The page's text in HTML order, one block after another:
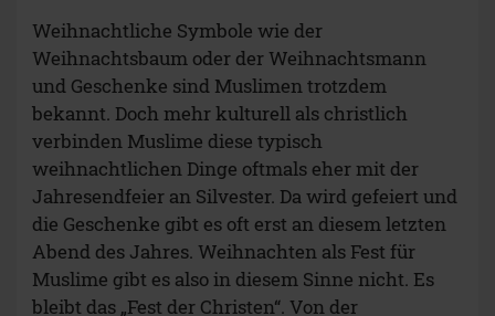
Weihnachtliche Symbole wie der
Weihnachtsbaum oder der Weihnachtsmann
und Geschenke sind Muslimen trotzdem
bekannt. Doch mehr kulturell als christlich
verbinden Muslime diese typisch
weihnachtlichen Dinge oftmals eher mit der
Jahresendfeier an Silvester. Da wird gefeiert und
die Geschenke gibt es oft erst an diesem letzten
Abend des Jahres. Weihnachten als Fest für
Muslime gibt es also in diesem Sinne nicht. Es
bleibt das „Fest der Christen“. Von der